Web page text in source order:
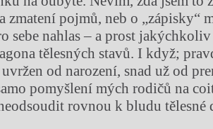
zmatení pojmů, neb o „zápisky“
sebe nahlas – a prost
tělesných stavů. I když;
od narození, snad už od
pomyšlení mých rodičů na
rovnou k bludu tělesné